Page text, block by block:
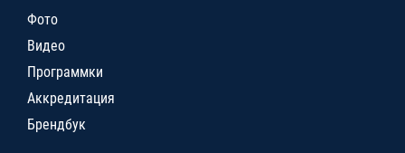
Фото
Видео
Программки
Аккредитация
Брендбук